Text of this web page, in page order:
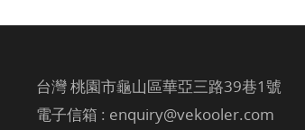
台灣 桃園市龜山區華亞三路39巷1號
電子信箱 : enquiry@vekooler.com